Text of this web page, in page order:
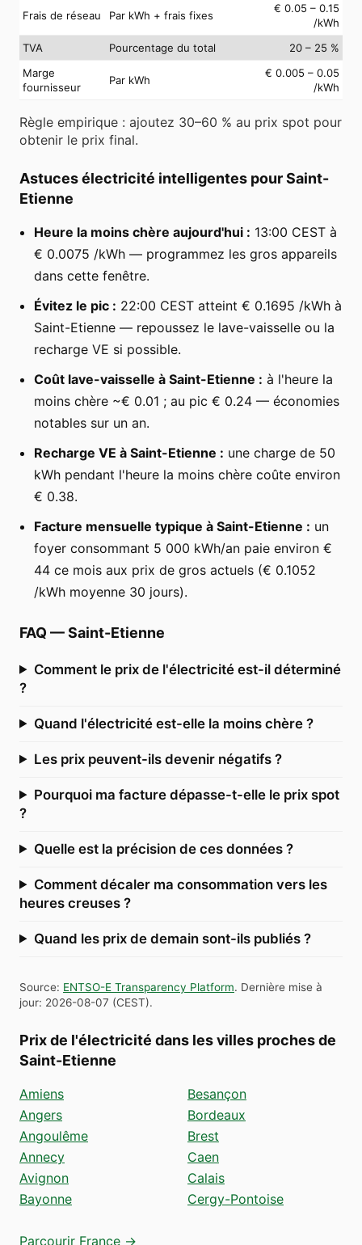
Frais de réseau Par kWh + frais fixes
€ 0.05 – 0.15
/kWh
TVA
Pourcentage du total
20 – 25 %
Marge
fournisseur
Par kWh
€ 0.005 – 0.05
/kWh
Règle empirique : ajoutez 30–60 % au prix spot pour
obtenir le prix final.
Astuces électricité intelligentes pour Saint-
Etienne
Heure la moins chère aujourd'hui : 13:00 CEST à
€ 0.0075 /kWh — programmez les gros appareils
dans cette fenêtre.
Évitez le pic : 22:00 CEST atteint € 0.1695 /kWh à
Saint-Etienne — repoussez le lave-vaisselle ou la
recharge VE si possible.
Coût lave-vaisselle à Saint-Etienne : à l'heure la
moins chère ~€ 0.01 ; au pic € 0.24 — économies
notables sur un an.
Recharge VE à Saint-Etienne : une charge de 50
kWh pendant l'heure la moins chère coûte environ
€ 0.38.
Facture mensuelle typique à Saint-Etienne : un
foyer consommant 5 000 kWh/an paie environ €
44 ce mois aux prix de gros actuels (€ 0.1052
/kWh moyenne 30 jours).
FAQ —Saint-Etienne
Comment le prix de l'électricité est-il déterminé
?
Quand l'électricité est-elle la moins chère ?
Les prix peuvent-ils devenir négatifs ?
Pourquoi ma facture dépasse-t-elle le prix spot
?
Quelle est la précision de ces données ?
Comment décaler ma consommation vers les
heures creuses ?
Quand les prix de demain sont-ils publiés ?
Source: ENTSO-E Transparency Platform. Dernière mise à
jour: 2026-08-07 (CEST).
Prix de l'électricité dans les villes proches de
Saint-Etienne
Amiens
Angers
Angoulême
Annecy
Avignon
Bayonne
Besançon
Bordeaux
Brest
Caen
Calais
Cergy-Pontoise
Parcourir France →